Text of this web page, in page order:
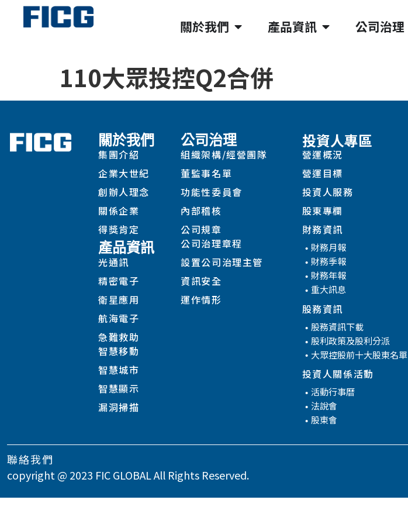
關於我們 產品資訊 公司治理
110大眾投控Q2合併
關於我們
集團介紹
企業大世紀
創辦人理念
關係企業
得獎肯定
產品資訊
光通訊
精密電子
衛星應用
航海電子
急難救助
智慧移動
智慧城市
智慧顯示
漏洞掃描
公司治理
組織架構/經營團隊
董監事名單
功能性委員會
內部稽核
公司規章
公司治理章程
設置公司治理主管
資訊安全
運作情形
投資人專區
營運概況
營運目標
投資人服務
股東專欄
財務資訊
財務月報
財務季報
財務年報
重大訊息
股務資訊
股務資訊下載
股利政策及股利分派
大眾控股前十大股東名單
投資人關係活動
活動行事曆
法說會
股東會
聯絡我們
copyright @ 2023 FIC GLOBAL All Rights Reserved.